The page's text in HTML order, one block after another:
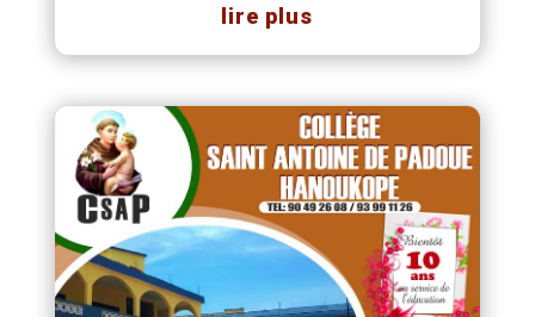
lire plus